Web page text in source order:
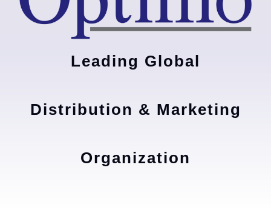
Leading Global
Distribution & Marketing
Organization